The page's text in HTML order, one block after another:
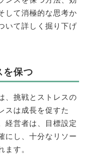
して消極的な思考か
いて詳しく掘り下げ
を保つ
、挑戦とストレスの
スは成長を促すた
経営者は、目標設定
にし、十分なリソー
ます。